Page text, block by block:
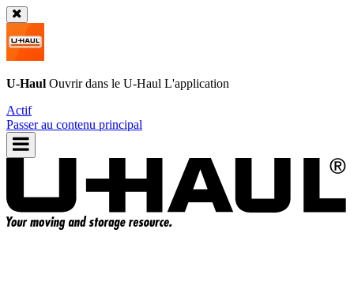
U-Haul Ouvrir dans le U-Haul L'application
Actif
Passer au contenu principal